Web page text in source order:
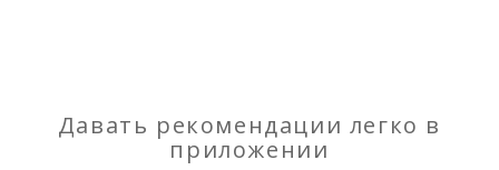
Давать рекомендации легко в
приложении